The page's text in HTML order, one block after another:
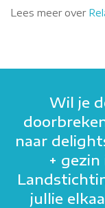
Lees meer over
Wil je
naar
+
jullie